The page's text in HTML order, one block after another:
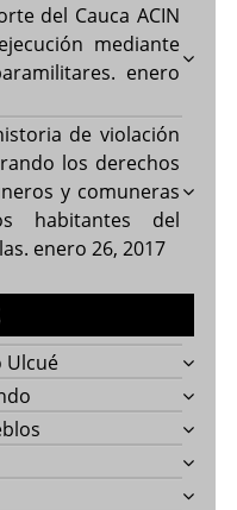
del Cauca ACIN
mediante
enero
de violación
los derechos
y comuneras
habitantes del
enero 26, 2017
Ulcué